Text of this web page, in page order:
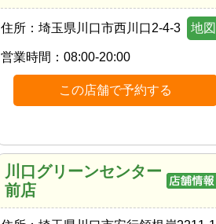
住所： 埼玉県川口市西川口2-4-3 地図
営業時間： 08:00-20:00
この店舗で予約する
川口グリーンセンター
前店